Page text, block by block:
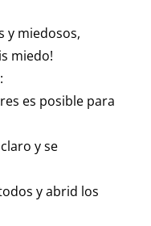
y miedosos,
miedo!
es posible para
y se
y abrid los